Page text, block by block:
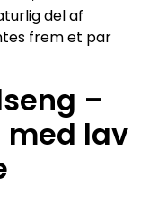
del af
frem et par
–
med lav